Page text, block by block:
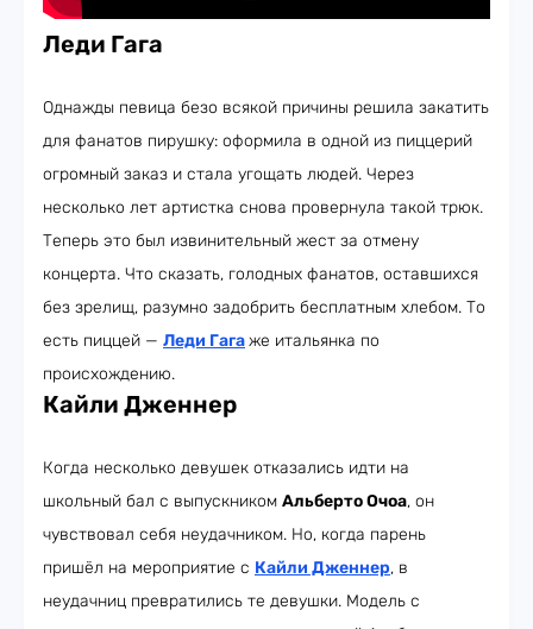
Леди Гага
Однажды певица безо всякой причины решила закатить
для фанатов пирушку: оформила в одной из пиццерий
огромный заказ и стала угощать людей. Через
несколько лет артистка снова провернула такой трюк.
Теперь это был извинительный жест за отмену
концерта. Что сказать, голодных фанатов, оставшихся
без зрелищ, разумно задобрить бесплатным хлебом. То
есть пиццей — Леди Гагаже итальянка по
происхождению.
Кайли Дженнер
Когда несколько девушек отказались идти на
школьный бал с выпускником Альберто Очоа, он
чувствовал себя неудачником. Но, когда парень
пришёл на мероприятие с Кайли Дженнер, в
неудачниц превратились те девушки. Модель с